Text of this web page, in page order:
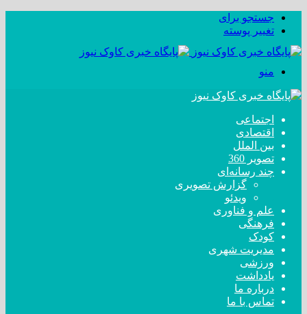
جستجو برای
تغییر پوسته
منو
اجتماعی
اقتصادی
بین الملل
تصویر 360
چند رسانه‌ای
گزارش تصویری
ویدئو
علم و فناوری
فرهنگی
کودک
مدیریت شهری
ورزشی
یادداشت
درباره ما
تماس با ما